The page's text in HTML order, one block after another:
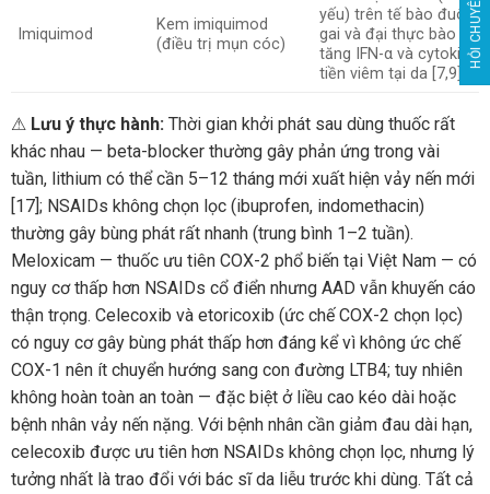
Imiquimod
Kem imiquimod
(điều trị mụn cóc)
yếu) trên tế bào đuôi
gai và đại thực bào →
tăng IFN-α và cytokine
tiền viêm tại da [7,9]
⚠ Lưu ý thực hành: Thời gian khởi phát sau dùng thuốc rất
khác nhau — beta-blocker thường gây phản ứng trong vài
tuần, lithium có thể cần 5–12 tháng mới xuất hiện vảy nến mới
[17]; NSAIDs không chọn lọc (ibuprofen, indomethacin)
thường gây bùng phát rất nhanh (trung bình 1–2 tuần).
Meloxicam — thuốc ưu tiên COX-2 phổ biến tại Việt Nam — có
nguy cơ thấp hơn NSAIDs cổ điển nhưng AAD vẫn khuyến cáo
thận trọng. Celecoxib và etoricoxib (ức chế COX-2 chọn lọc)
có nguy cơ gây bùng phát thấp hơn đáng kể vì không ức chế
COX-1 nên ít chuyển hướng sang con đường LTB4; tuy nhiên
không hoàn toàn an toàn — đặc biệt ở liều cao kéo dài hoặc
bệnh nhân vảy nến nặng. Với bệnh nhân cần giảm đau dài hạn,
celecoxib được ưu tiên hơn NSAIDs không chọn lọc, nhưng lý
tưởng nhất là trao đổi với bác sĩ da liễu trước khi dùng. Tất cả